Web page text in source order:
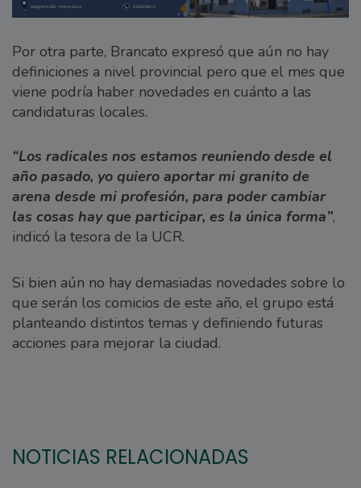
Por otra parte, Brancato expresó que aún no hay
definiciones a nivel provincial pero que el mes que
viene podría haber novedades en cuánto a las
candidaturas locales.
“Los radicales nos estamos reuniendo desde el
año pasado, yo quiero aportar mi granito de
arena desde mi profesión, para poder cambiar
las cosas hay que participar, es la única forma”,
indicó la tesora de la UCR.
Si bien aún no hay demasiadas novedades sobre lo
que serán los comicios de este año, el grupo está
planteando distintos temas y definiendo futuras
acciones para mejorar la ciudad.
NOTICIAS RELACIONADAS